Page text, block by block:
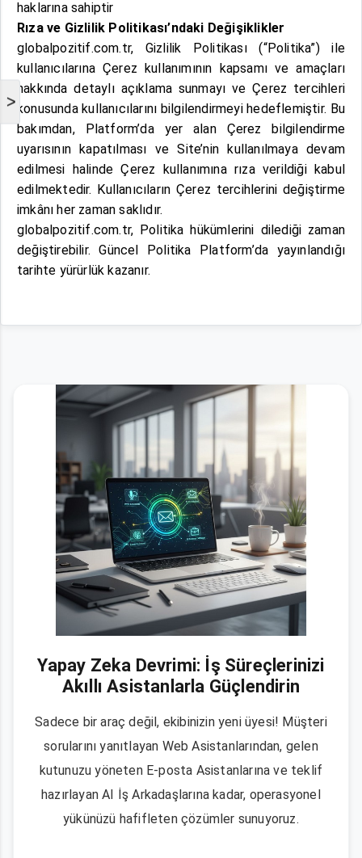
>
haklarına sahiptir
Rıza ve Gizlilik Politikası’ndaki Değişiklikler
globalpozitif.com.tr, Gizlilik Politikası (“Politika”) ile
kullanıcılarına Çerez kullanımının kapsamı ve amaçları
hakkında detaylı açıklama sunmayı ve Çerez tercihleri
konusunda kullanıcılarını bilgilendirmeyi hedeflemiştir. Bu
bakımdan, Platform’da yer alan Çerez bilgilendirme
uyarısının kapatılması ve Site’nin kullanılmaya devam
edilmesi halinde Çerez kullanımına rıza verildiği kabul
edilmektedir. Kullanıcıların Çerez tercihlerini değiştirme
imkânı her zaman saklıdır.
globalpozitif.com.tr, Politika hükümlerini dilediği zaman
değiştirebilir. Güncel Politika Platform’da yayınlandığı
tarihte yürürlük kazanır.
Yapay Zeka Devrimi: İş Süreçlerinizi
Akıllı Asistanlarla Güçlendirin
Sadece bir araç değil, ekibinizin yeni üyesi! Müşteri
sorularını yanıtlayan Web Asistanlarından, gelen
kutunuzu yöneten E-posta Asistanlarına ve teklif
hazırlayan AI İş Arkadaşlarına kadar, operasyonel
yükünüzü hafifleten çözümler sunuyoruz.